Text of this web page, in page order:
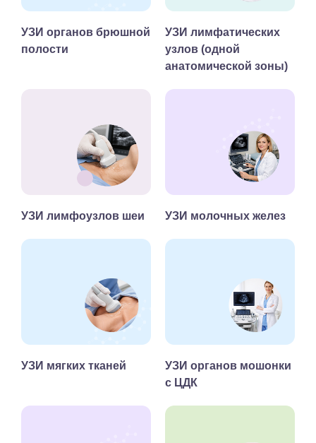
УЗИ органов брюшной
полости
УЗИ лимфатических
узлов (одной
анатомической зоны)
УЗИ лимфоузлов шеи УЗИ молочных желез
УЗИ мягких тканей
УЗИ органов мошонки
с ЦДК